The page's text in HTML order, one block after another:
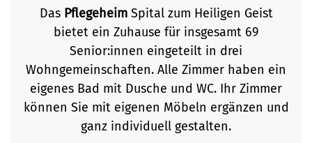
Das PflegeheimSpital zum Heiligen Geist
bietet ein Zuhause für insgesamt 69
Senior:innen eingeteilt in drei
Wohngemeinschaften. Alle Zimmer haben ein
eigenes Bad mit Dusche und WC. Ihr Zimmer
können Sie mit eigenen Möbeln ergänzen und
ganz individuell gestalten.